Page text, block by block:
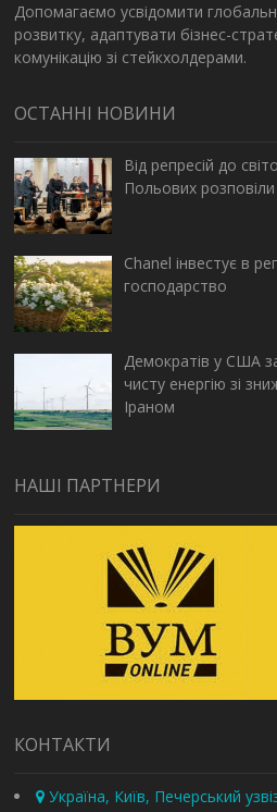
Допомагаємо усвідомити
розвитку, адаптувати бізнес-
комунікацію зі стейкхолдерами.
ОСТАННІ НОВИНИ
Від репресій до
Польових
Chanel інвестує в
господарство
Демократів у США
чисту енергію зі
Іраном
НАШІ ПАРТНЕРИ
КОНТАКТИ
Україна, Київ, Печерський